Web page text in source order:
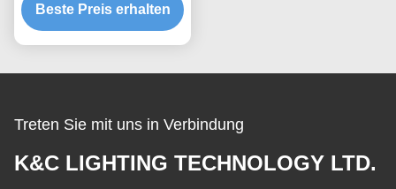
Diffusorabdeckung
Beste Preis erhalten
Treten Sie mit uns in Verbindung
K&C LIGHTING TECHNOLOGY LTD.